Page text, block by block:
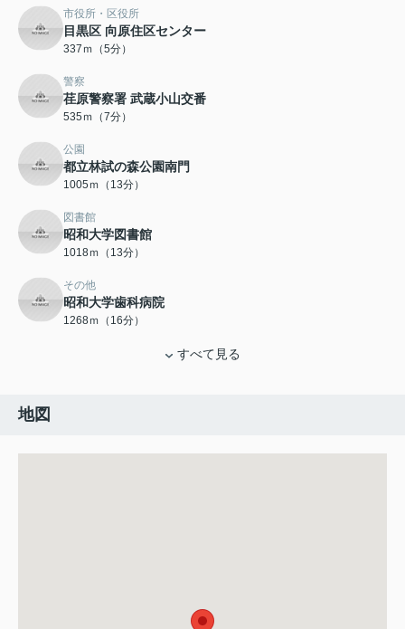
市役所・区役所
目黒区 向原住区センター
337ｍ（5分）
警察
荏原警察署 武蔵小山交番
535ｍ（7分）
公園
都立林試の森公園南門
1005ｍ（13分）
図書館
昭和大学図書館
1018ｍ（13分）
その他
昭和大学歯科病院
1268ｍ（16分）
すべて見る
地図